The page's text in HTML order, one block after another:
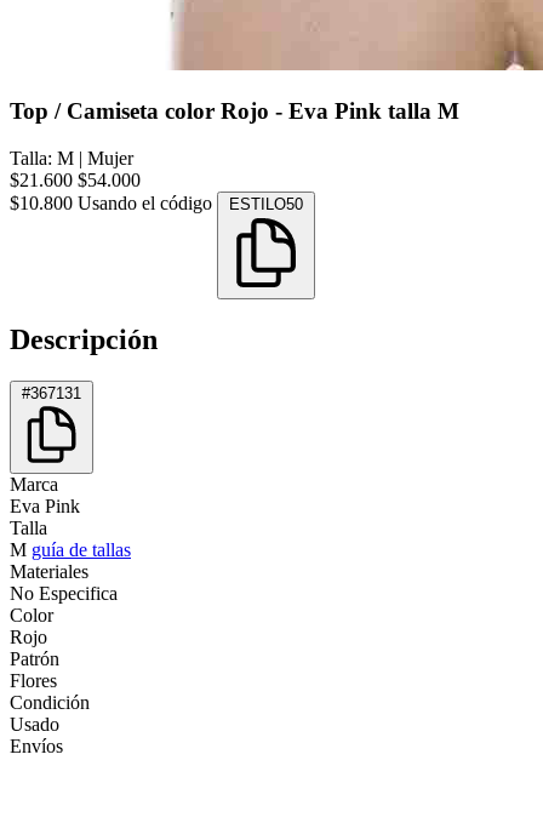
Top / Camiseta color Rojo - Eva Pink talla M
Talla: M | Mujer
$21.600 $54.000
$10.800 Usando el código ESTILO50
Descripción
#367131
Marca
Eva Pink
Talla
M guía de tallas
Materiales
No Especifica
Color
Rojo
Patrón
Flores
Condición
Usado
Envíos